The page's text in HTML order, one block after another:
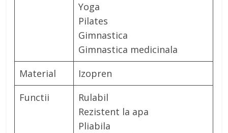
Yoga
Pilates
Gimnastica
Gimnastica medicinala
Material
Izopren
Functii
Rulabil
Rezistent la apa
Pliabila